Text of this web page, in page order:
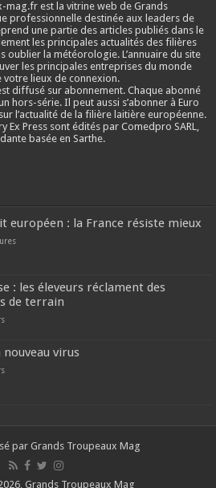
est la vitrine web de Grands
professionnelle destinée aux leaders de
une partie des articles publiés dans le
les principales actualités des filières
oublier la météorologie. L’annuaire du site
les principales entreprises du monde
lieux de connexion.
diffusé sur abonnement. Chaque abonné
hors-série. Il peut aussi s’abonner à Euro
l’actualité de la filière laitière européenne.
Ex Press sont édités par Comedpro SARL,
basée en Sarthe.
européen : la France résiste mieux
: les éleveurs réclament des
de terrain
nouveau virus
par Grands Troupeaux Mag
Grands Troupeaux Mag